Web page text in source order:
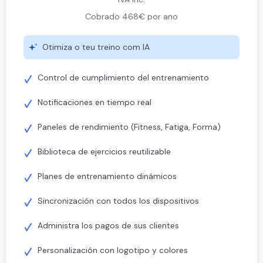
Cobrado 468€ por ano
Otimiza o teu treino com IA
Control de cumplimiento del entrenamiento
Notificaciones en tiempo real
Paneles de rendimiento (Fitness, Fatiga, Forma)
Biblioteca de ejercicios reutilizable
Planes de entrenamiento dinámicos
Sincronización con todos los dispositivos
Administra los pagos de sus clientes
Personalización con logotipo y colores